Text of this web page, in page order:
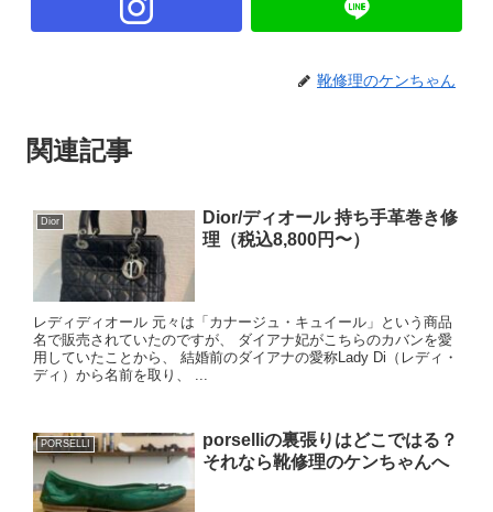
靴修理のケンちゃん
関連記事
Dior
Dior/ディオール 持ち手革巻き修
理（税込8,800円〜）
レディディオール 元々は「カナージュ・キュイール」という商品
名で販売されていたのですが、 ダイアナ妃がこちらのカバンを愛
用していたことから、 結婚前のダイアナの愛称Lady Di（レディ・
ディ）から名前を取り、 ...
PORSELLI
porselliの裏張りはどこではる？
それなら靴修理のケンちゃんへ